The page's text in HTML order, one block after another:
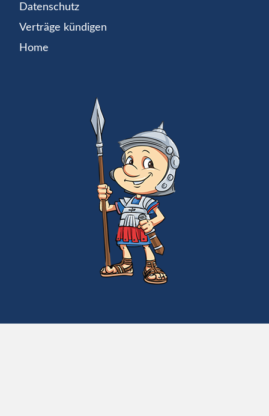
Datenschutz
Verträge kündigen
Home